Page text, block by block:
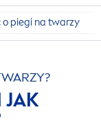
o piegi na twarzy
JAK